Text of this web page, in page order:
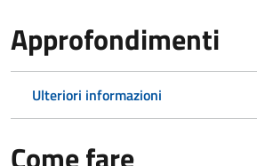
Approfondimenti
Ulteriori informazioni